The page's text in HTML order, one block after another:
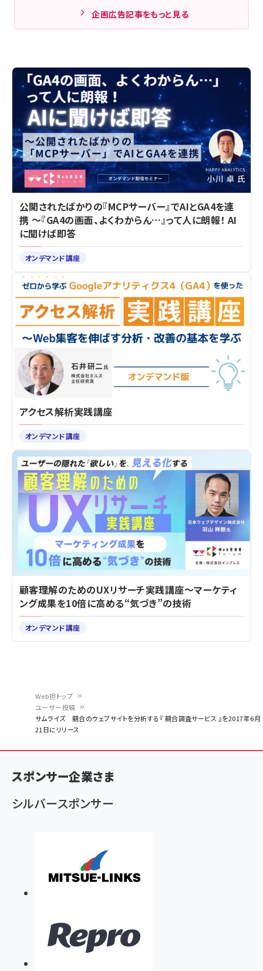
く
ず
Web担トップ
ユーザー投稿
サムライズ 競合のウェブサイトを分析する『 競合調査サービス 』を2017年6月
21日にリリース
企画広告記事をもっと見る
公開されたばかりの『MCPサーバー』でAIとGA4を連
携 ～『GA4の画面、よくわからん…』って人に朗報！ AI
に聞けば即答
オンデマンド講座
アクセス解析実践講座
オンデマンド講座
顧客理解のためのUXリサーチ実践講座～マーケティ
ング成果を10倍に高める“気づき”の技術
オンデマンド講座
スポンサー企業さま
シルバースポンサー